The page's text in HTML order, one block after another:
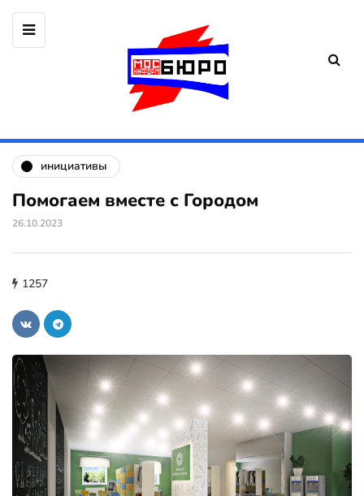
инициативы
Помогаем вместе с Городом
26.10.2023
1257